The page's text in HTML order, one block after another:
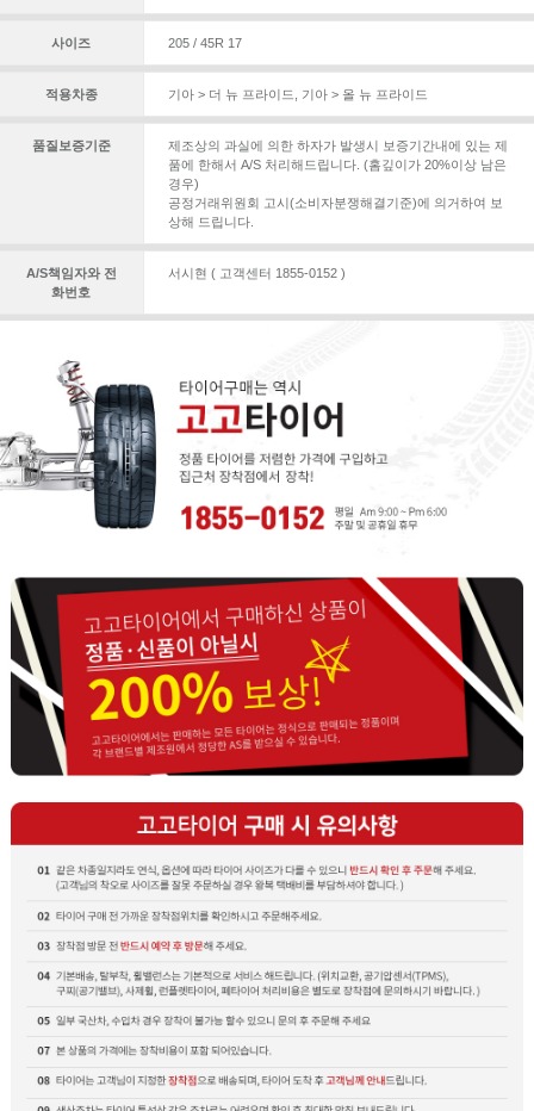
사이즈 205 / 45R 17
적용차종 기아 > 더 뉴 프라이드 기아 > 올 뉴 프라이드
품질보증기준
제조상의 과실에 의한 하자가 발생시 보증기간내에 있는 제
품에 한해서 A/S 처리해드립니다. (홈깊이가 20%이상 남은
경우)
공정거래위원회 고시(소비자분쟁해결기준)에 의거하여 보
상해 드립니다.
A/S책임자와 전
화번호
서시현 ( 고객센터 1855-0152 )